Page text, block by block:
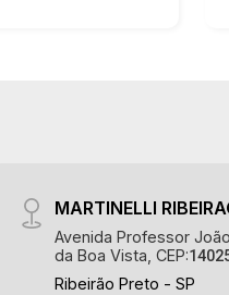
MARTINELLI
Avenida Professor
da Boa Vista, CEP:
Ribeirão Preto - SP